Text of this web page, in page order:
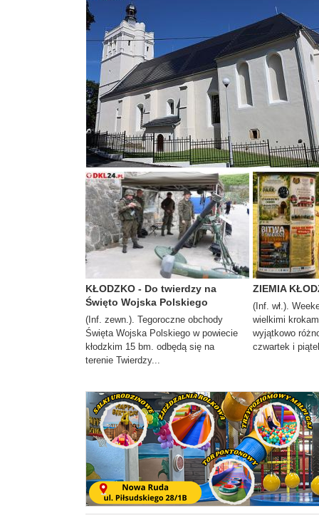
KŁODZKO - Do twierdzy na
Święto Wojska Polskiego
(Inf. zewn.). Tegoroczne obchody
Święta Wojska Polskiego w powiecie
kłodzkim 15 bm. odbędą się na
terenie Twierdzy...
ZIEMIA
(Inf. wł.).
wielkimi
wyjątkowo
czwartek i